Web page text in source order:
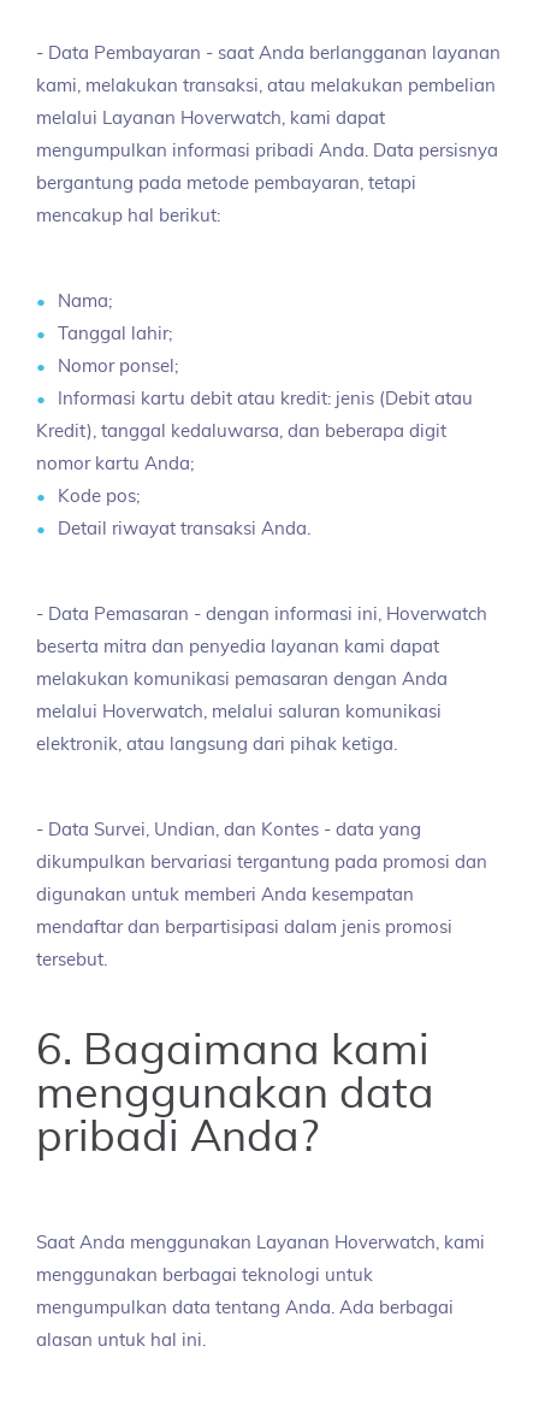
- Data Pembayaran - saat Anda berlangganan layanan
kami, melakukan transaksi, atau melakukan pembelian
melalui Layanan Hoverwatch, kami dapat
mengumpulkan informasi pribadi Anda. Data persisnya
bergantung pada metode pembayaran, tetapi
mencakup hal berikut:
Nama;
Tanggal lahir;
Nomor ponsel;
Informasi kartu debit atau kredit: jenis (Debit atau
Kredit), tanggal kedaluwarsa, dan beberapa digit
nomor kartu Anda;
Kode pos;
Detail riwayat transaksi Anda.
- Data Pemasaran - dengan informasi ini, Hoverwatch
beserta mitra dan penyedia layanan kami dapat
melakukan komunikasi pemasaran dengan Anda
melalui Hoverwatch, melalui saluran komunikasi
elektronik, atau langsung dari pihak ketiga.
- Data Survei, Undian, dan Kontes - data yang
dikumpulkan bervariasi tergantung pada promosi dan
digunakan untuk memberi Anda kesempatan
mendaftar dan berpartisipasi dalam jenis promosi
tersebut.
6. Bagaimana kami
menggunakan data
pribadi Anda?
Saat Anda menggunakan Layanan Hoverwatch, kami
menggunakan berbagai teknologi untuk
mengumpulkan data tentang Anda. Ada berbagai
alasan untuk hal ini.